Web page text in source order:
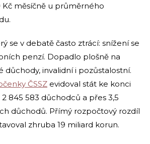
Kč měsíčně u průměrného
se v debatě často ztrácí: snížení se
penzí. Dopadlo plošně na
důchody, invalidní i pozůstalostní.
ČSSZ evidoval stát ke konci
845 583 důchodců a přes 3,5
důchodů. Přímý rozpočtový rozdíl
zhruba 19 miliard korun.